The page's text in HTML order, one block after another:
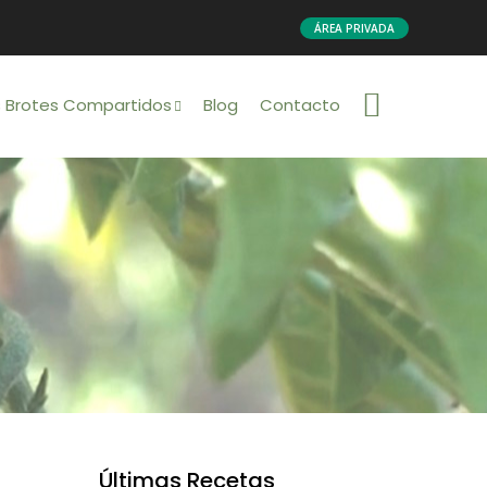
ÁREA PRIVADA
Brotes Compartidos Blog Contacto